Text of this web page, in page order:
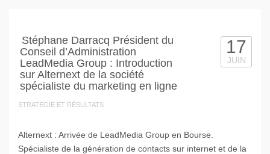
Stéphane Darracq Président du
Conseil d’Administration
LeadMedia Group : Introduction
sur Alternext de la société
spécialiste du marketing en ligne
STRATEGIE ET RÉSULTATS
17
JUIN
Alternext : Arrivée de LeadMedia Group en Bourse.
Spécialiste de la génération de contacts sur internet et de la